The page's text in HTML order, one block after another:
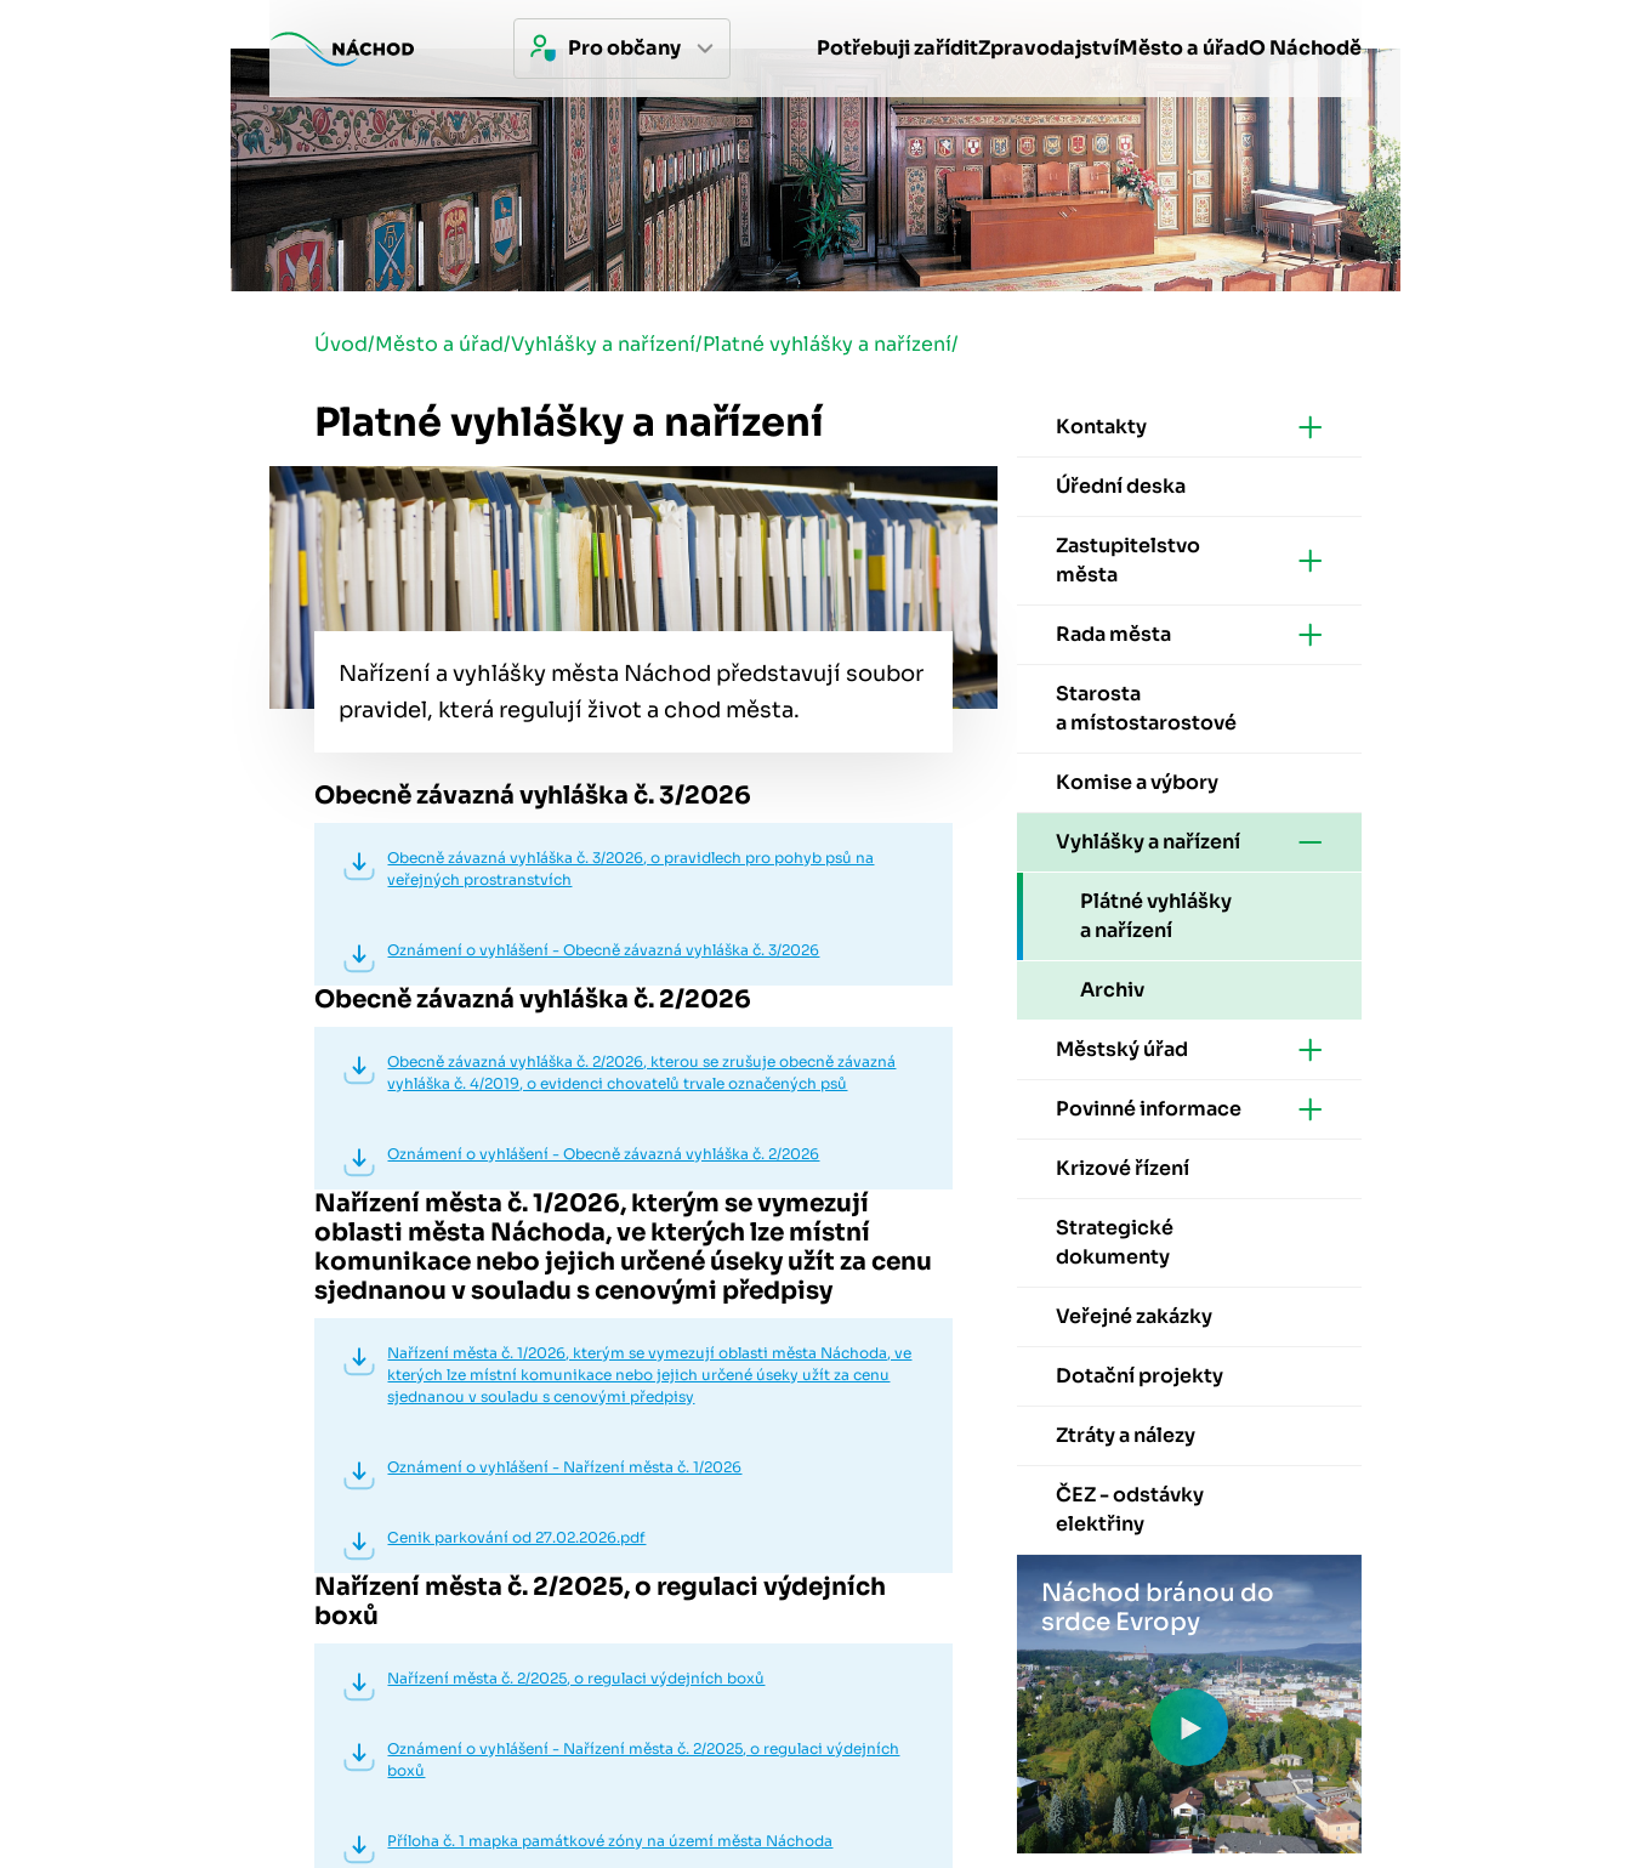
Pro občany Potřebuji zaříditZpravodajstvíMěsto a úřadO Náchodě
Úvod/Město a úřad/Vyhlášky a nařízení/Platné vyhlášky a nařízení/
Platné vyhlášky a nařízení
Nařízení a vyhlášky města Náchod představují soubor
pravidel, která regulují život a chod města.
Obecně závazná vyhláška č. 3/2026
Obecně závazná vyhláška č. 3/2026, o pravidlech pro pohyb psů na
veřejných prostranstvích
Oznámení o vyhlášení - Obecně závazná vyhláška č. 3/2026
Obecně závazná vyhláška č. 2/2026
Obecně závazná vyhláška č. 2/2026, kterou se zrušuje obecně závazná
vyhláška č. 4/2019, o evidenci chovatelů trvale označených psů
Oznámení o vyhlášení - Obecně závazná vyhláška č. 2/2026
Nařízení města č. 1/2026, kterým se vymezují
oblasti města Náchoda, ve kterých lze místní
komunikace nebo jejich určené úseky užít za cenu
sjednanou v souladu s cenovými předpisy
Nařízení města č. 1/2026, kterým se vymezují oblasti města Náchoda, ve
kterých lze místní komunikace nebo jejich určené úseky užít za cenu
sjednanou v souladu s cenovými předpisy
Oznámení o vyhlášení - Nařízení města č. 1/2026
Cenik parkování od 27.02.2026.pdf
Nařízení města č. 2/2025, o regulaci výdejních
boxů
Nařízení města č. 2/2025, o regulaci výdejních boxů
Oznámení o vyhlášení - Nařízení města č. 2/2025, o regulaci výdejních
boxů
Příloha č. 1 mapka památkové zóny na území města Náchoda
Kontakty
Úřední deska
Zastupitelstvo
města
Rada města
Starosta
a místostarostové
Komise a výbory
Vyhlášky a nařízení
Plátné vyhlášky
a nařízení
Archiv
Městský úřad
Povinné informace
Krizové řízení
Strategické
dokumenty
Veřejné zakázky
Dotační projekty
Ztráty a nálezy
ČEZ - odstávky
elektřiny
Náchod bránou do
srdce Evropy